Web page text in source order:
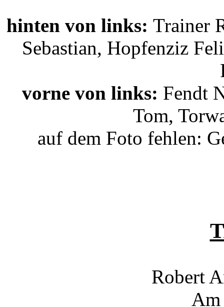
hinten von links: Trainer
Sebastian, Hopfenziz
vorne von links: Fendt
Tom,
auf dem Foto fehlen:
Robert
Am